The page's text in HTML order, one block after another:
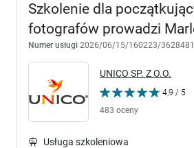
Szkolenie dla
fotografów prowadzi
Numer usługi 2026/06/15/160223/3628481
UNICO SP. Z O.O.
4,9 / 5
483 oceny
Usługa szkoleniowa